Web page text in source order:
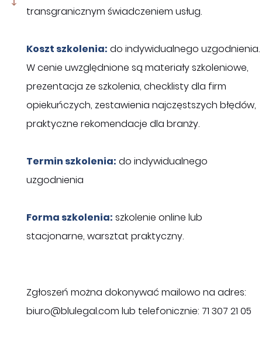
transgranicznym świadczeniem usług.
Koszt szkolenia: do indywidualnego uzgodnienia.
W cenie uwzględnione są materiały szkoleniowe,
prezentacja ze szkolenia, checklisty dla firm
opiekuńczych, zestawienia najczęstszych błędów,
praktyczne rekomendacje dla branży.
Termin szkolenia: do indywidualnego
uzgodnienia
Forma szkolenia: szkolenie online lub
stacjonarne, warsztat praktyczny.
Zgłoszeń można dokonywać mailowo na adres:
biuro@blulegal.com lub telefonicznie: 71 307 21 05